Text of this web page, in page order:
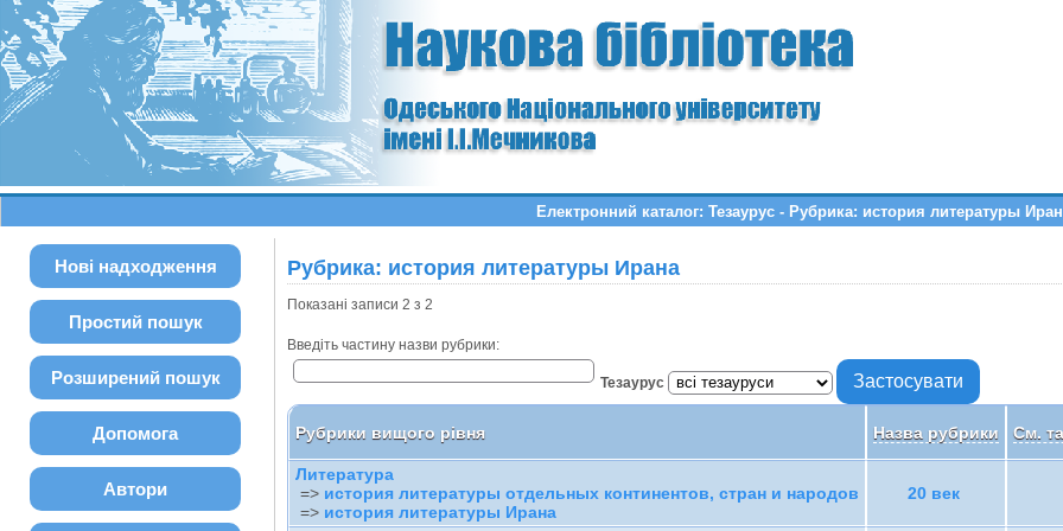
Електронний каталог: Тезаурус - Рубрика: история литературы
Нові надходження
Простий пошук
Розширений пошук
Допомога
Автори
Рубрика: история литературы Ирана
Показані записи 2 з 2
Введіть частину назви рубрики:
Тезаурус
Рубрики вищого рівня Назва рубрики См.
Литература
=> история литературы отдельных континентов, стран и народов
=> история литературы Ирана
20 век